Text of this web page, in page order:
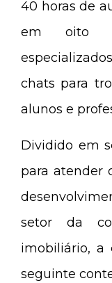
40 horas de
em oito
chats para
alunos e
Dividido em
para atender
setor da
imobiliário, a
seguinte